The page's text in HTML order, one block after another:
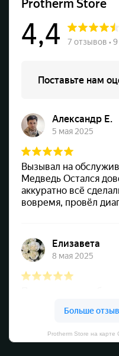
Protherm Store на карте